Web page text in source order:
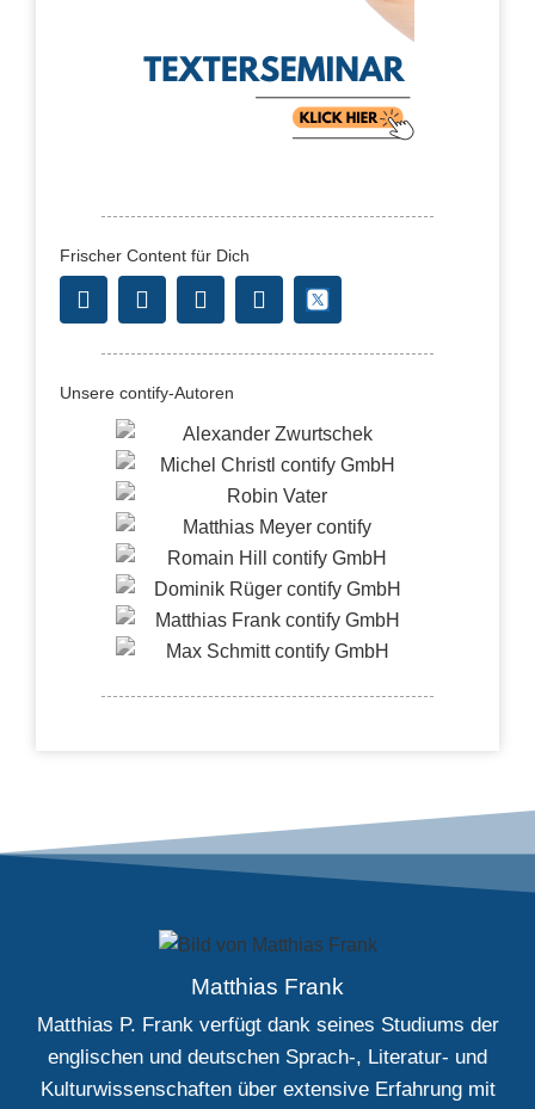
Frischer Content für Dich
Unsere contify-Autoren
Matthias Frank
Matthias P. Frank verfügt dank seines Studiums der
englischen und deutschen Sprach-, Literatur- und
Kulturwissenschaften über extensive Erfahrung mit